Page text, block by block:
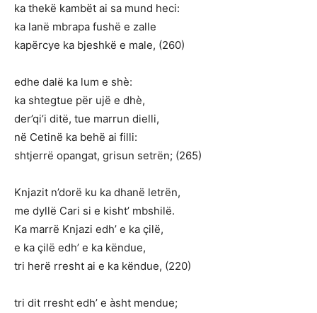
ka thekë kambët ai sa mund heci:
ka lanë mbrapa fushë e zalle
kapërcye ka bjeshkë e male, (260)
edhe dalë ka lum e shè:
ka shtegtue për ujë e dhè,
der’qi’i ditë, tue marrun dielli,
në Cetinë ka behë ai filli:
shtjerrë opangat, grisun setrën; (265)
Knjazit n’dorë ku ka dhanë letrën,
me dyllë Cari si e kisht’ mbshilë.
Ka marrë Knjazi edh’ e ka çilë,
e ka çilë edh’ e ka këndue,
tri herë rresht ai e ka këndue, (220)
tri dit rresht edh’ e àsht mendue;